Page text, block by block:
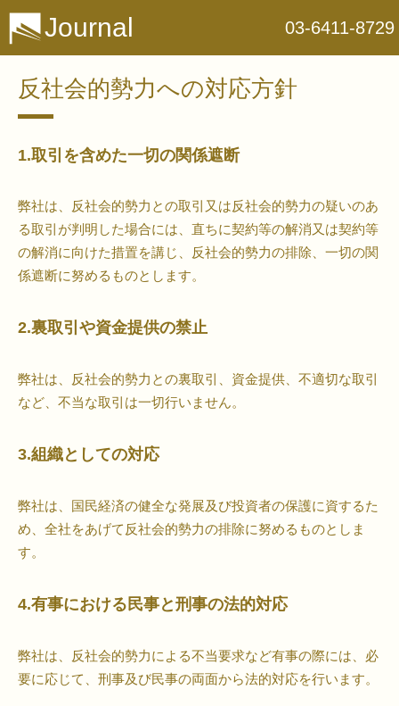
Journal 03-6411-8729
反社会的勢力への対応方針
1.取引を含めた一切の関係遮断
弊社は、反社会的勢力との取引又は反社会的勢力の疑いのあ
る取引が判明した場合には、直ちに契約等の解消又は契約等
の解消に向けた措置を講じ、反社会的勢力の排除、一切の関
係遮断に努めるものとします。
2.裏取引や資金提供の禁止
弊社は、反社会的勢力との裏取引、資金提供、不適切な取引
など、不当な取引は一切行いません。
3.組織としての対応
弊社は、国民経済の健全な発展及び投資者の保護に資するた
め、全社をあげて反社会的勢力の排除に努めるものとしま
す。
4.有事における民事と刑事の法的対応
弊社は、反社会的勢力による不当要求など有事の際には、必
要に応じて、刑事及び民事の両面から法的対応を行います。